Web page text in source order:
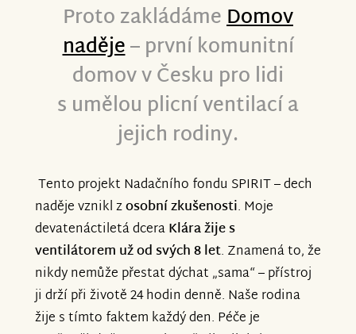
Sledujte nás na @domovnadejenyrany na
Facebooku a Instagramu.
Děkujeme, že jste u toho byli od začátku
a doufáme, že nám zůstanete věrní. Moc
Proto zakládámeDomov
naděje– první komunitní
domov v Česku pro lidi
s umělou plicní ventilací a
jejich rodiny.
Tento projekt Nadačního fondu SPIRIT – dech
naděje vznikl zosobní zkušenosti. Moje
devatenáctiletá dceraKlára žije s
ventilátorem už od svých 8 let. Znamená to, že
nikdy nemůže přestat dýchat „sama“ – přístroj
ji drží při životě 24 hodin denně. Naše rodina
žije s tímto faktem každý den. Péče je